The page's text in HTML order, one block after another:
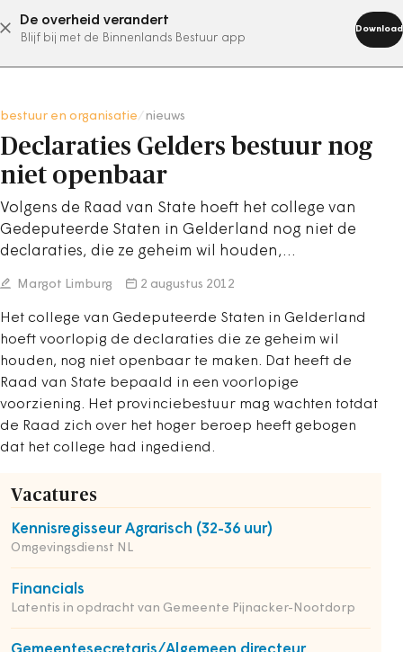
De overheid verandert
Blijf bij met de Binnenlands Bestuur app
Download
abonneer nu
bestuur en organisatie nieuws
Declaraties Gelders bestuur nog
niet openbaar
Volgens de Raad van State hoeft het college van
Gedeputeerde Staten in Gelderland nog niet de
declaraties, die ze geheim wil houden,…
Margot Limburg 2 augustus 2012
Het college van Gedeputeerde Staten in Gelderland
hoeft voorlopig de declaraties die ze geheim wil
houden, nog niet openbaar te maken. Dat heeft de
Raad van State bepaald in een voorlopige
voorziening. Het provinciebestuur mag wachten totdat
de Raad zich over het hoger beroep heeft gebogen
dat het college had ingediend.
Vacatures
Kennisregisseur Agrarisch (32-36 uur)
Omgevingsdienst NL
Financials
Latentis in opdracht van Gemeente Pijnacker-Nootdorp